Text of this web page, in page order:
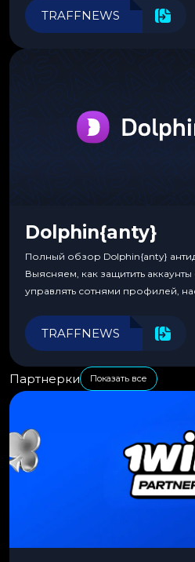
программирования.
TRAFFNEWS
Dolphin{anty}
Полный обзор Dolphin{anty}
Выясняем, как защитить
управлять сотнями профилей,
эффективности.
TRAFFNEWS
Партнерки Показать все